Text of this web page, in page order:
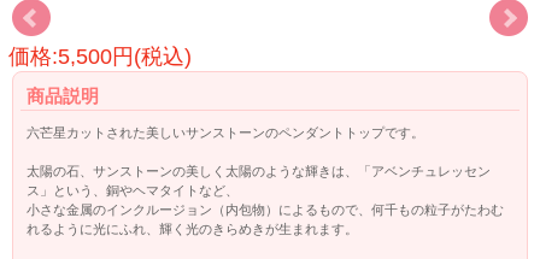
価格:5,500円(税込)
商品説明
六芒星カットされた美しいサンストーンのペンダントトップです。
太陽の石、サンストーンの美しく太陽のような輝きは、「アベンチュレッセン
ス」という、銅やヘマタイトなど、
小さな金属のインクルージョン（内包物）によるもので、何千もの粒子がたわむ
れるように光にふれ、輝く光のきらめきが生まれます。